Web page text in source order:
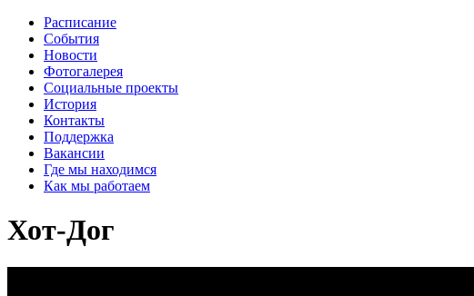
Расписание
События
Новости
Фотогалерея
Социальные проекты
История
Контакты
Поддержка
Вакансии
Где мы находимся
Как мы работаем
Хот-Дог